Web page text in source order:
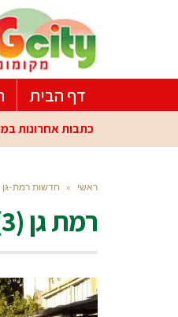
דף הבית
כתבות אחרונות
ראשי » חדשות רמת-גן
רמת גן (3)